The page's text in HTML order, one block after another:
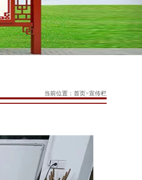
当前位置： 首页>宣传栏